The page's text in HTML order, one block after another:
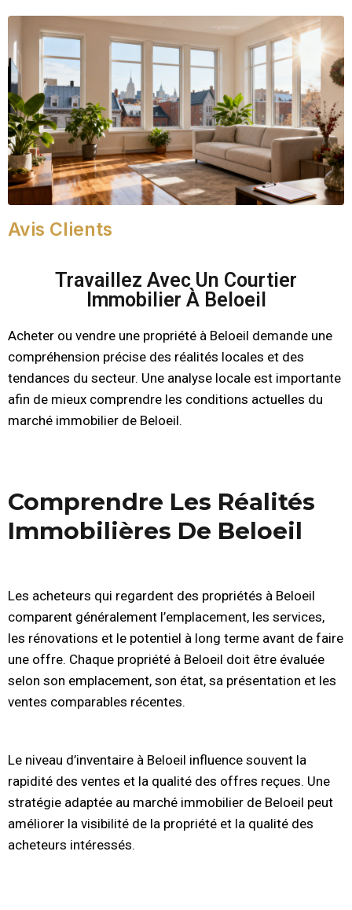
Avis Clients
Travaillez Avec Un Courtier
Immobilier À Beloeil
Acheter ou vendre une propriété à Beloeil demande une
compréhension précise des réalités locales et des
tendances du secteur. Une analyse locale est importante
afin de mieux comprendre les conditions actuelles du
marché immobilier de Beloeil.
Comprendre Les Réalités
Immobilières De Beloeil
Les acheteurs qui regardent des propriétés à Beloeil
comparent généralement l’emplacement, les services,
les rénovations et le potentiel à long terme avant de faire
une offre. Chaque propriété à Beloeil doit être évaluée
selon son emplacement, son état, sa présentation et les
ventes comparables récentes.
Le niveau d’inventaire à Beloeil influence souvent la
rapidité des ventes et la qualité des offres reçues. Une
stratégie adaptée au marché immobilier de Beloeil peut
améliorer la visibilité de la propriété et la qualité des
acheteurs intéressés.